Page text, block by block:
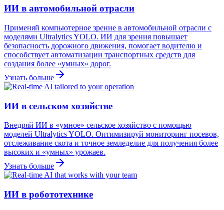
ИИ в автомобильной отрасли
Применяй компьютерное зрение в автомобильной отрасли с
моделями Ultralytics YOLO. ИИ для зрения повышает
безопасность дорожного движения, помогает водителю и
способствует автоматизации транспортных средств для
создания более «умных» дорог.
Узнать больше
ИИ в сельском хозяйстве
Внедряй ИИ в «умное» сельское хозяйство с помощью
моделей Ultralytics YOLO. Оптимизируй мониторинг посевов,
отслеживание скота и точное земледелие для получения более
высоких и «умных» урожаев.
Узнать больше
ИИ в робототехнике